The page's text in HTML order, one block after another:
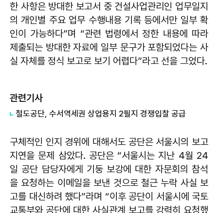
한 사항은 방대한 보고서 중 건설사업관리인 업무일지
의 개인별 주요 업무 수행내용 기록 등에서만 일부 확
인이 가능하다”며 “관련 법령에서 정한 내용에 따라
제출되는 방대한 자료에 일부 문구가 포함되었다는 사
실 자체를 정식 보고로 보기 어렵다”라고 선을 그었다.
관련기사
철도공단, 수서역세권 상업용지 2필지 경쟁입찰 공급
구체적인 인지 경위에 대해서도 공단은 서울시의 보고
지연을 문제 삼았다. 공단은 “서울시는 지난 4월 24
일 공단 담당자에게 기둥 보강에 대한 자문회의 참석
을 요청하는 이메일을 보낸 것으로 철근 누락 사실 보
고를 대신하려 했다”라며 “이후 공단이 서울시에 국토
교통부와 공단에 대한 사실관계 보고를 강력히 요청했